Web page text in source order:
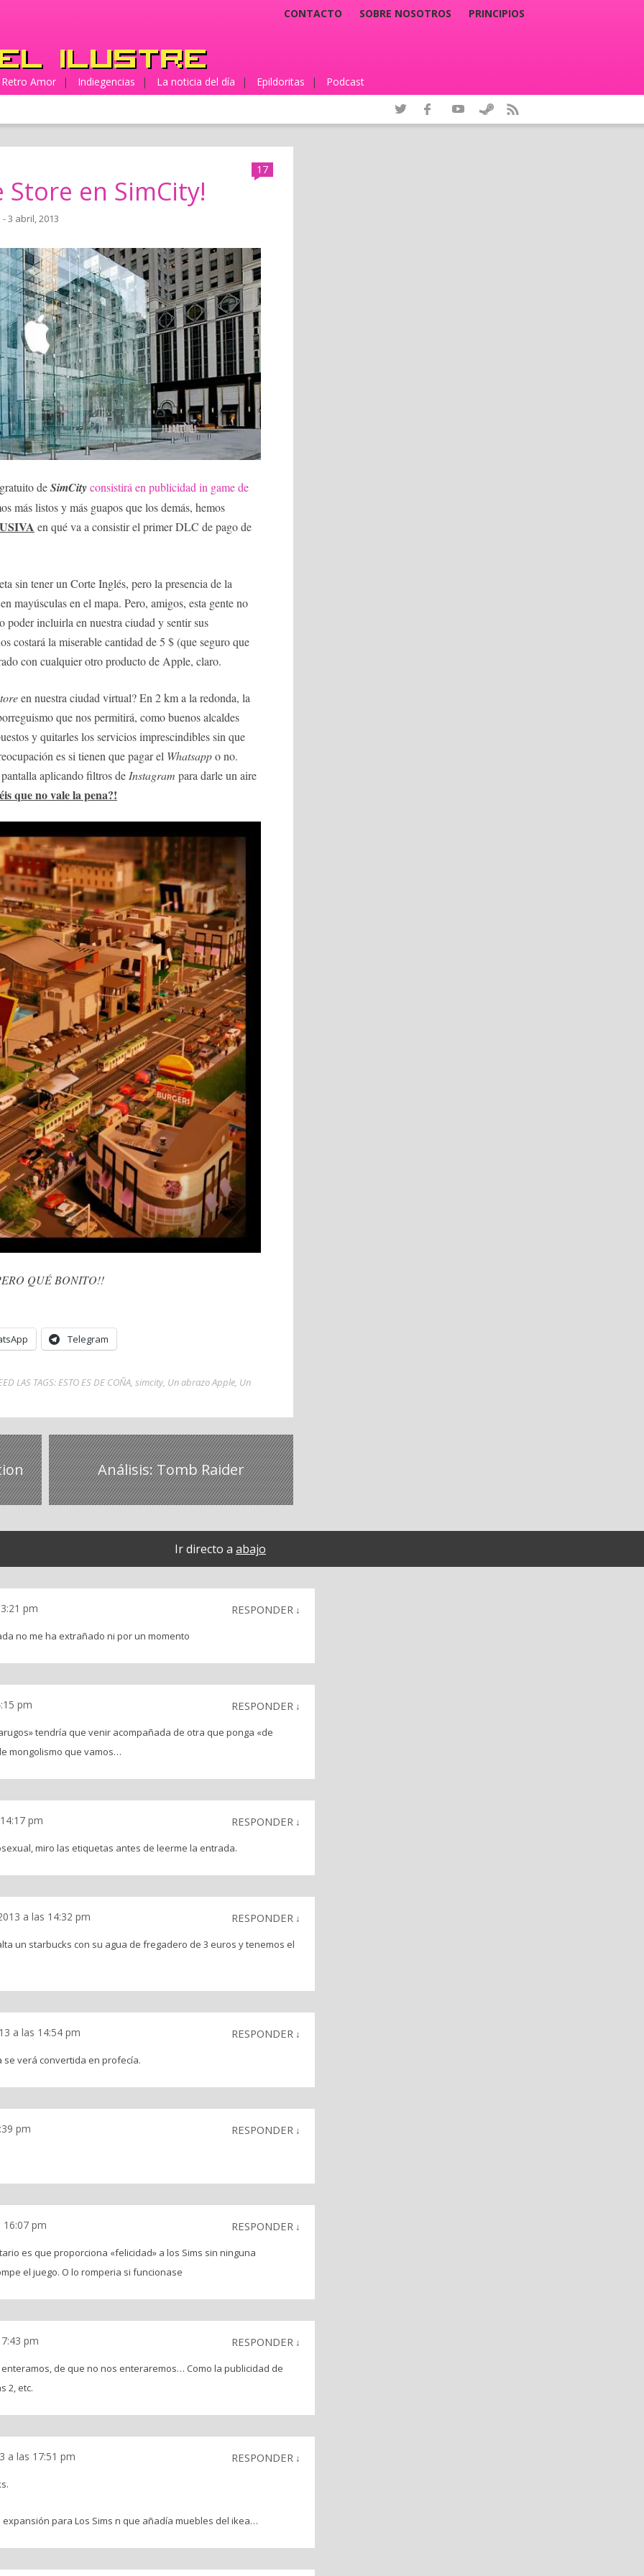
CONTACTO SOBRE NOSOTROS PRINCIPIOS
Retro Amor | Indiegencias | La noticia del día | Epildoritas | Podcast
17
Store en SimCity!
- 3 abril, 2013
deSimCityconsistirá en publicidad in game de
más listos y más guapos que los demás, hemos
en qué va a consistir el primer DLC de pago de
sin tener un Corte Inglés, pero la presencia de la
mayúsculas en el mapa. Pero, amigos, esta gente no
poder incluirla en nuestra ciudad y sentir sus
costará la miserable cantidad de 5 $ (que seguro que
con cualquier otro producto de Apple, claro.
en nuestra ciudad virtual? En 2 km a la redonda, la
que nos permitirá, como buenos alcaldes
y quitarles los servicios imprescindibles sin que
es si tienen que pagar el Whatsappo no.
aplicando filtros de Instagram para darle un aire
que no vale la pena?!
QUÉ BONITO!!
Telegram
LAS TAGS: ESTO ES DE COÑA, simcity, Un abrazo Apple, Un
Análisis: Tomb Raider
Ir directo a abajo
pm RESPONDER ↓
no me ha extrañado ni por un momento
pm RESPONDER ↓
tendría que venir acompañada de otra que ponga «de
mongolismo que vamos…
pm RESPONDER ↓
miro las etiquetas antes de leerme la entrada.
a las 14:32 pm RESPONDER ↓
un starbucks con su agua de fregadero de 3 euros y tenemos el
a las 14:54 pm RESPONDER ↓
verá convertida en profecía.
pm RESPONDER ↓
16:07 pm RESPONDER ↓
es que proporciona «felicidad» a los Sims sin ninguna
el juego. O lo romperia si funcionase
pm RESPONDER ↓
de que no nos enteraremos… Como la publicidad de
2, etc.
a las 17:51 pm RESPONDER ↓
para Los Sims n que añadía muebles del ikea…